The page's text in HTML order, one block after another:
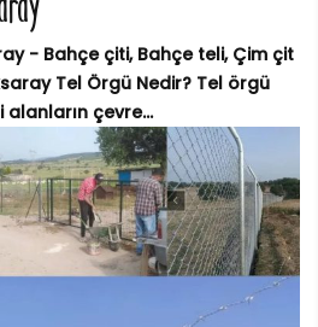
- Bahçe çiti, Bahçe teli, Çim çit
Tel Örgü Nedir? Tel örgü
çevre...